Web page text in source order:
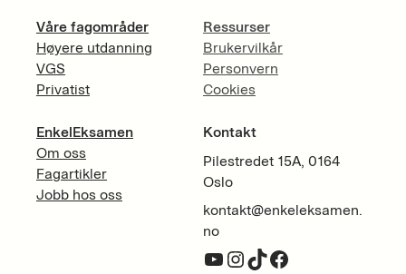
Våre fagområder
Høyere utdanning
VGS
Privatist
EnkelEksamen
Om oss
Fagartikler
Jobb hos oss
Ressurser
Brukervilkår
Personvern
Cookies
Kontakt
Pilestredet 15A, 0164
Oslo
kontakt@enkeleksamen.
no
YouTube InstagramTikTok Facebook